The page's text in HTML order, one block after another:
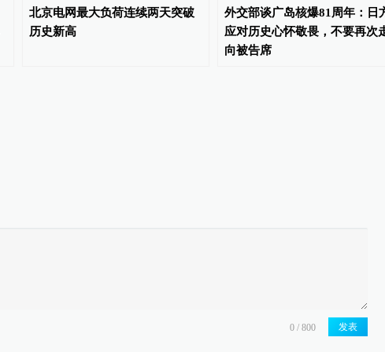
北京电网最大负荷连续两天突破
历史新高
外交部谈广岛核爆81周年：日
应对历史心怀敬畏，不要再次
向被告席
发表